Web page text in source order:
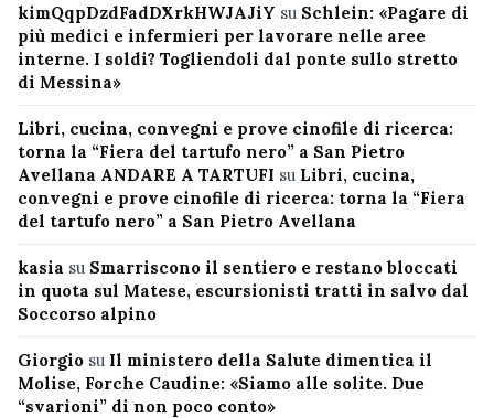
kimQqpDzdFadDXrkHWJAJiY su Schlein: «Pagare di
più medici e infermieri per lavorare nelle aree
interne. I soldi? Togliendoli dal ponte sullo stretto
di Messina»
Libri, cucina, convegni e prove cinofile di ricerca:
torna la “Fiera del tartufo nero” a San Pietro
Avellana ANDARE A TARTUFI su Libri, cucina,
convegni e prove cinofile di ricerca: torna la “Fiera
del tartufo nero” a San Pietro Avellana
kasia su Smarriscono il sentiero e restano bloccati
in quota sul Matese, escursionisti tratti in salvo dal
Soccorso alpino
Giorgio su Il ministero della Salute dimentica il
Molise, Forche Caudine: «Siamo alle solite. Due
“svarioni” di non poco conto»